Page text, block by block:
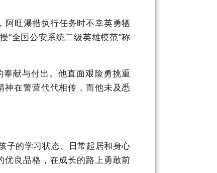
阿旺瀑措执行任务时不幸英勇牺
“全国公安系统二级英雄模范”称
献与付出。他直面艰险勇挑重
在警营代代相传，而他未及悉
子的学习状态、日常起居和身心
良品格，在成长的路上勇敢前